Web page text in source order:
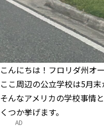
こんにちは！フロリダ州オ
ここ周辺の公立学校は5月
そんなアメリカの学校事情
くつか挙げます。
AD